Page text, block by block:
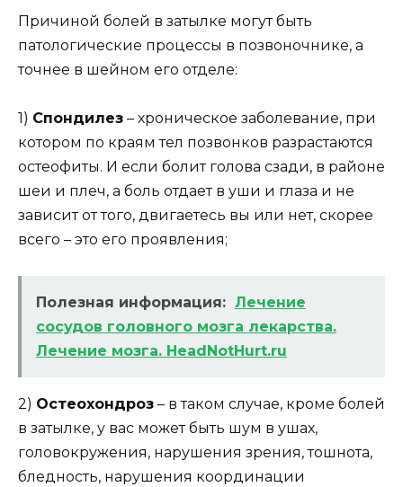
Причиной болей в затылке могут быть
патологические процессы в позвоночнике, а
точнее в шейном его отделе:
1) Спондилез – хроническое заболевание, при
котором по краям тел позвонков разрастаются
остеофиты. И если болит голова сзади, в районе
шеи и плеч, а боль отдает в уши и глаза и не
зависит от того, двигаетесь вы или нет, скорее
всего – это его проявления;
Полезная информация: Лечение
сосудов головного мозга лекарства.
Лечение мозга. HeadNotHurt.ru
2) Остеохондроз – в таком случае, кроме болей
в затылке, у вас может быть шум в ушах,
головокружения, нарушения зрения, тошнота,
бледность, нарушения координации